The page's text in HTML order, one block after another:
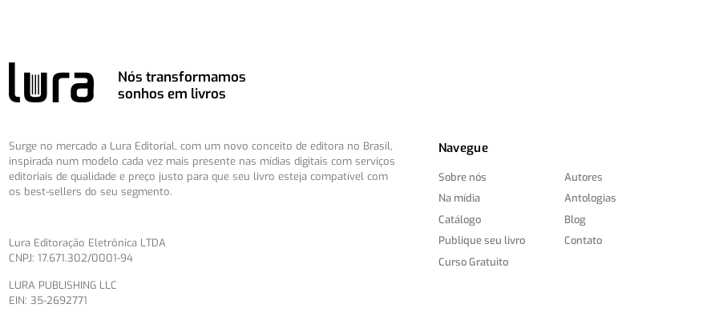
Nós transformamos
sonhos em livros
Surge no mercado a Lura Editorial, com um novo conceito de editora no Brasil,
inspirada num modelo cada vez mais presente nas mídias digitais com serviços
editoriais de qualidade e preço justo para que seu livro esteja compatível com
os best-sellers do seu segmento.
Lura Editoração Eletrônica LTDA
CNPJ: 17.671.302/0001-94
LURA PUBLISHING LLC
EIN: 35-2692771
Navegue
Sobre nós
Na mídia
Catálogo
Publique seu livro
Curso Gratuito
Autores
Antologias
Blog
Contato